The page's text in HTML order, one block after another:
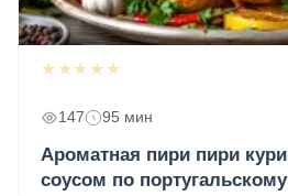
★★★★★
147 95 мин
Ароматная пири пири
соусом по